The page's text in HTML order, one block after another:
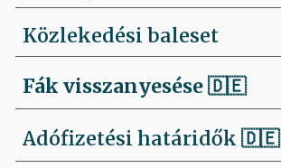
Közlekedési baleset
Fák visszanyesése🇩🇪
Adófizetési határidők 🇩🇪